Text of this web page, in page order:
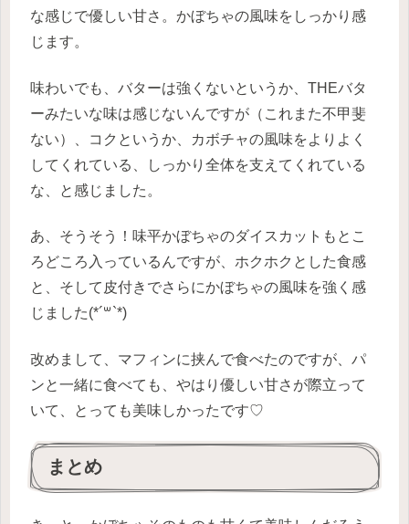
な感じで優しい甘さ。かぼちゃの風味をしっかり感
じます。
味わいでも、バターは強くないというか、THEバタ
ーみたいな味は感じないんですが（これまた不甲斐
ない）、コクというか、カボチャの風味をよりよく
してくれている、しっかり全体を支えてくれている
な、と感じました。
あ、そうそう！味平かぼちゃのダイスカットもとこ
ろどころ入っているんですが、ホクホクとした食感
と、そして皮付きでさらにかぼちゃの風味を強く感
じました(*´꒳`*)
改めまして、マフィンに挟んで食べたのですが、パ
ンと一緒に食べても、やはり優しい甘さが際立って
いて、とっても美味しかったです♡
まとめ